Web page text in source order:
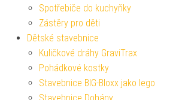
Spotřebiče do kuchyňky
Zástěry pro děti
Dětské stavebnice
Kuličkové dráhy GraviTrax
Pohádkové kostky
Stavebnice BIG-Bloxx jako lego